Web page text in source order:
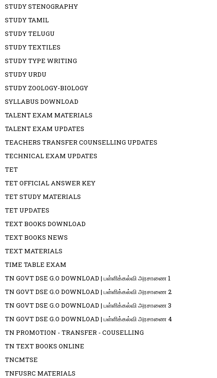
STUDY STENOGRAPHY
STUDY TAMIL
STUDY TELUGU
STUDY TEXTILES
STUDY TYPE WRITING
STUDY URDU
STUDY ZOOLOGY-BIOLOGY
SYLLABUS DOWNLOAD
TALENT EXAM MATERIALS
TALENT EXAM UPDATES
TEACHERS TRANSFER COUNSELLING UPDATES
TECHNICAL EXAM UPDATES
TET
TET OFFICIAL ANSWER KEY
TET STUDY MATERIALS
TET UPDATES
TEXT BOOKS DOWNLOAD
TEXT BOOKS NEWS
TEXT MATERIALS
TIME TABLE EXAM
TN GOVT DSE G.O DOWNLOAD | பள்ளிக்கல்வி அரசாணை 1
TN GOVT DSE G.O DOWNLOAD | பள்ளிக்கல்வி அரசாணை 2
TN GOVT DSE G.O DOWNLOAD | பள்ளிக்கல்வி அரசாணை 3
TN GOVT DSE G.O DOWNLOAD | பள்ளிக்கல்வி அரசாணை 4
TN PROMOTION - TRANSFER - COUSELLING
TN TEXT BOOKS ONLINE
TNCMTSE
TNFUSRC MATERIALS